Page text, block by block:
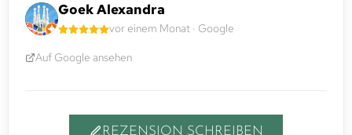
Goek Alexandra
vor einem Monat · Google
Auf Google ansehen
REZENSION SCHREIBEN